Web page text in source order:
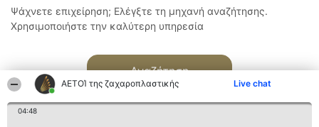
ΑΕΤΟΊ της ζαχαροπλαστικής Live chat
04:48
Ψάχνετε επιχείρηση; Ελέγξτε τη μηχανή αναζήτησης.
Χρησιμοποιήστε την καλύτερη υπηρεσία
Αναζήτηση